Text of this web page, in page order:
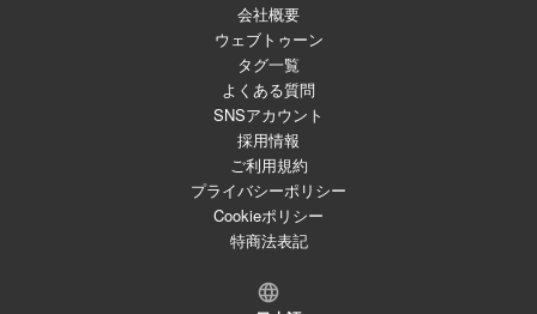
会社概要
ウェブトゥーン
タグ一覧
よくある質問
SNSアカウント
採用情報
ご利用規約
プライバシーポリシー
Cookieポリシー
特商法表記